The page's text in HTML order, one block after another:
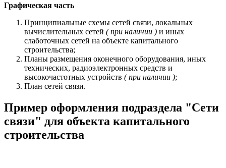
Графическая часть
Принципиальные схемы сетей связи, локальных
вычислительных сетей ( при наличии ) и иных
слаботочных сетей на объекте капитального
строительства;
Планы размещения оконечного оборудования, иных
технических, радиоэлектронных средств и
высокочастотных устройств ( при наличии );
План сетей связи.
Пример оформления подраздела "Сети
связи" для объекта капитального
строительства